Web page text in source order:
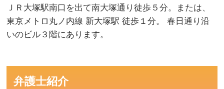
ＪＲ大塚駅南口を出て南大塚通り徒歩５分。または、
東京メトロ丸ノ内線 新大塚駅 徒歩１分。 春日通り沿
いのビル３階にあります。
弁護士紹介